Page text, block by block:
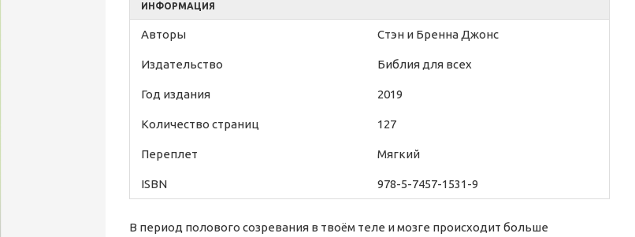
ИНФОРМАЦИЯ
Авторы Стэн и Бренна Джонс
Издательство Библия для всех
Год издания 2019
Количество страниц 127
Переплет Мягкий
ISBN 978-5-7457-1531-9
В период полового созревания в твоём теле и мозге происходит больше